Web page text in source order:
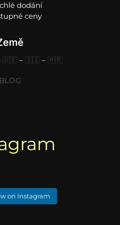
dodání
ceny
🇩🇪 – 🇸🇮 – 🇭🇷
BLOG
on Instagram